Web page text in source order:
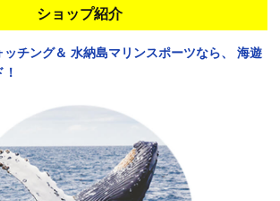
ショップ紹介
チング＆ 水納島マリンスポーツなら、
海遊